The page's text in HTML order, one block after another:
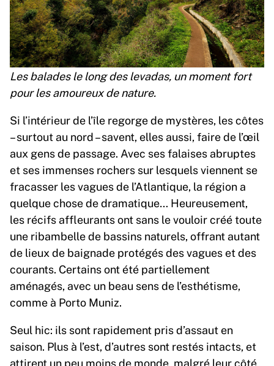
Les balades le long des levadas, un moment fort
pour les amoureux de nature.
Si l’intérieur de l’île regorge de mystères, les côtes
– surtout au nord – savent, elles aussi, faire de l’œil
aux gens de passage. Avec ses falaises abruptes
et ses immenses rochers sur lesquels viennent se
fracasser les vagues de l’Atlantique, la région a
quelque chose de dramatique… Heureusement,
les récifs affleurants ont sans le vouloir créé toute
une ribambelle de bassins naturels, offrant autant
de lieux de baignade protégés des vagues et des
courants. Certains ont été partiellement
aménagés, avec un beau sens de l’esthétisme,
comme à Porto Muniz.
Seul hic: ils sont rapidement pris d’assaut en
saison. Plus à l’est, d’autres sont restés intacts, et
attirent un peu moins de monde, malgré leur côté